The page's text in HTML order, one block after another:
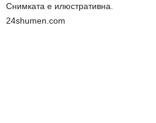
Снимката е илюстративна.
24shumen.com